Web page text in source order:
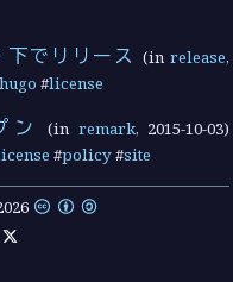
下でリリース (in release,
hugo #license
ン (in remark, 2015-10-03)
#policy#site